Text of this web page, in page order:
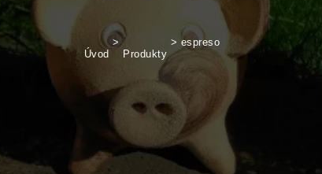
Úvod
>
Produkty
> espreso